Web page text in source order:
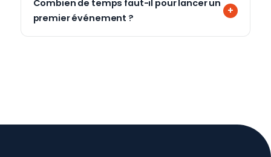
Combien de temps faut-il pour lancer un
premier événement ?